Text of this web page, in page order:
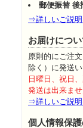
郵便振替 後
⇒詳しいご説
お届けにつ
原則的にご注
除く）に発送
日曜日、祝日
発送は出来ま
⇒詳しいご説
個人情報保